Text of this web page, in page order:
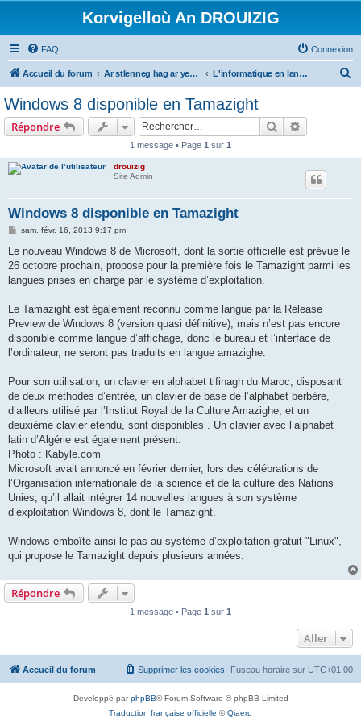
Korvigelloù An DROUIZIG
FAQ Connexion
Accueil du forum Ar stlenneg hag ar yezhoù bihan er bed a-bezh L'informatique en langues régionales et minoritaires
Windows 8 disponible en Tamazight
Répondre Rechercher
1 message • Page 1 sur 1
drouizig
Site Admin
Windows 8 disponible en Tamazight
M
s
a
g
sam. févr. 16, 2013 9:17 pm
Le nouveau Windows 8 de Microsoft, dont la sortie officielle est prévue le
26 octobre prochain, propose pour la première fois le Tamazight parmi les
langues prises en charge par le système d’exploitation.
Le Tamazight est également reconnu comme langue par la Release
Preview de Windows 8 (version quasi définitive), mais n’est pas encore
disponible comme langue d’affichage, donc le bureau et l’interface de
l’ordinateur, ne seront pas traduits en langue amazighe.
Pour son utilisation, un clavier en alphabet tifinagh du Maroc, disposant
de deux méthodes d’entrée, un clavier de base de l’alphabet berbère,
d’ailleurs utilisé par l’Institut Royal de la Culture Amazighe, et un
deuxième clavier étendu, sont disponibles . Un clavier avec l’alphabet
latin d’Algérie est également présent.
Photo : Kabyle.com
Microsoft avait annoncé en février dernier, lors des célébrations de
l’Organisation internationale de la science et de la culture des Nations
Unies, qu’il allait intégrer 14 nouvelles langues à son système
d’exploitation Windows 8, dont le Tamazight.
Windows emboîte ainsi le pas au système d’exploitation gratuit "Linux",
qui propose le Tamazight depuis plusieurs années.
Répondre
1 message • Page 1 sur 1
Aller
Accueil du forum Fuseau horaire sur UTC+01:00
Supprimer les cookies
Développé parphpBB® Forum Software © phpBB Limited
Traduction française officielle ©Qiaeru